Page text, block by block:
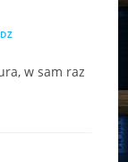
w sam raz